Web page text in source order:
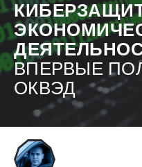
ВПЕРВЫЕ
ОКВЭД